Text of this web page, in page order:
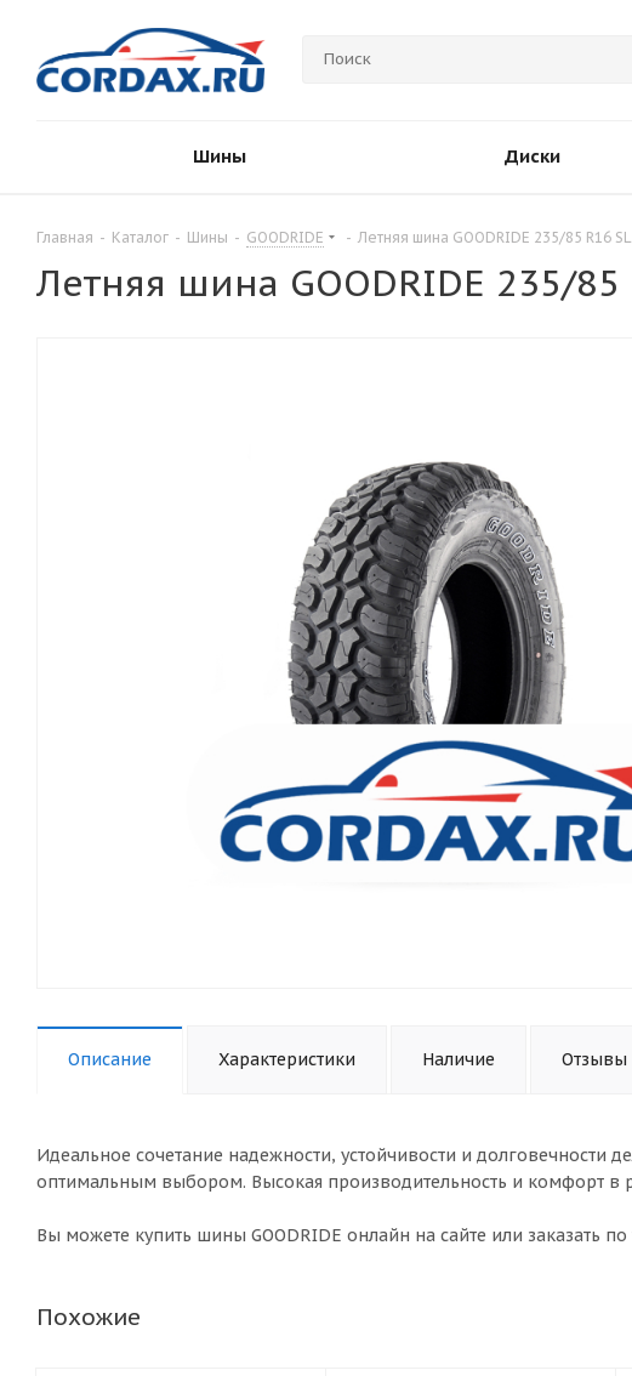
Шины Диски
Главная - Каталог - Шины - GOODRIDE - Летняя шина GOODRIDE 235/85 R16
Летняя шина GOODRIDE 235/85
Описание Характеристики Наличие Отзывы
Идеальное сочетание надежности, устойчивости и долговечности
оптимальным выбором. Высокая производительность и комфорт в
Вы можете купить шины GOODRIDE онлайн на сайте или заказать
Похожие